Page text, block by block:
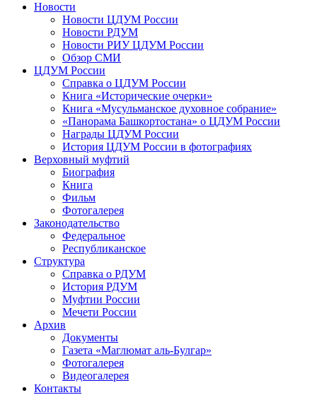
Новости
Новости ЦДУМ России
Новости РДУМ
Новости РИУ ЦДУМ России
Обзор СМИ
ЦДУМ России
Справка о ЦДУМ России
Книга «Исторические очерки»
Книга «Мусульманское духовное собрание»
«Панорама Башкортостана» о ЦДУМ России
Награды ЦДУМ России
История ЦДУМ России в фотографиях
Верховный муфтий
Биография
Книга
Фильм
Фотогалерея
Законодательство
Федеральное
Республиканское
Структура
Справка о РДУМ
История РДУМ
Муфтии России
Мечети России
Архив
Документы
Газета «Маглюмат аль-Булгар»
Фотогалерея
Видеогалерея
Контакты